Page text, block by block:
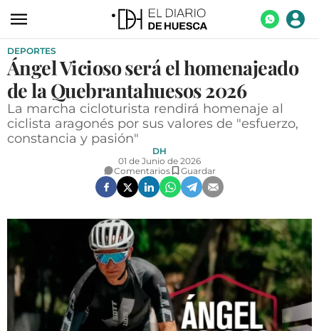
ACTUALIDAD
ECONOMÍA
TECNOLOGÍA
TURISMO
SOCIEDAD
OPINIÓN
GALERÍAS
VÍDEOS
DEPORTES
Ángel Vicioso será el homenajeado
de la Quebrantahuesos 2026
La marcha cicloturista rendirá homenaje al
ciclista aragonés por sus valores de "esfuerzo,
constancia y pasión"
DH
01 de Junio de 2026
Comentarios
Guardar